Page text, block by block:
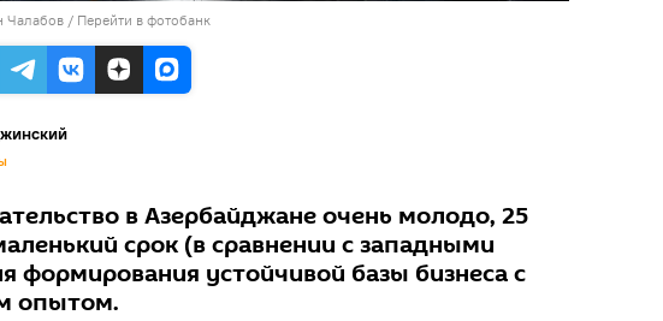
Чалабов / Перейти в фотобанк
в Азербайджане очень молодо, 25
срок (в сравнении с западными
формирования устойчивой базы бизнеса с
опытом.